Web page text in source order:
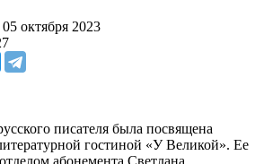
октября 2023
писателя была посвящена
гостиной «У Великой». Ее
абонемента Светлана